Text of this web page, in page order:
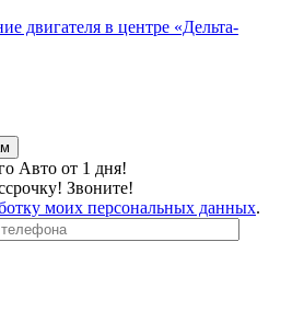
Авто от 1 дня!
Звоните!
моих персональных данных.